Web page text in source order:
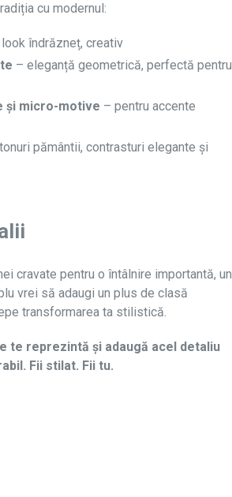
cu modernul:
îndrăzneț, creativ
– eleganță geometrică, perfectă pentru
și micro-motive – pentru accente
pământii, contrasturi elegante și
cravate pentru o întâlnire importantă, un
vrei să adaugi un plus de clasă
transformarea ta stilistică.
te reprezintă și adaugă acel detaliu
Fii stilat. Fii tu.